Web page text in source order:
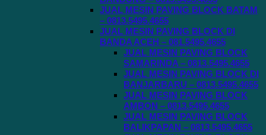
JUAL MESIN PAVING BLOCK BATAM
– 0813.5495.4655
JUAL MESIN PAVING BLOCK DI
BANDA ACEH – 081.5495.4655
JUAL MESIN PAVING BLOCK
SAMARINDA – 0813.5495.4655
JUAL MESIN PAVING BLOCK DI
BANJARBARU – 0813.5495.4655
JUAL MESIN PAVING BLOCK
AMBON – 0813.5495.4655
JUAL MESIN PAVING BLOCK
BALIKPAPAN – 0813.5495.4655